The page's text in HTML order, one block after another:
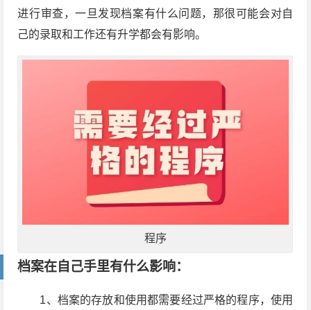
进行审查，一旦发现档案有什么问题，那很可能会对自
己的录取和工作还有升学都会有影响。
程序
档案在自己手里有什么影响：
1、档案的存放和使用都需要经过严格的程序，使用